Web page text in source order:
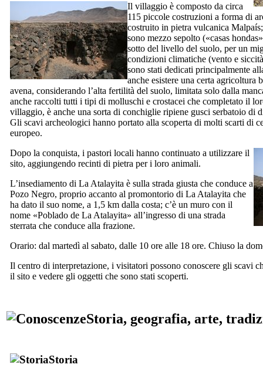
Il villaggio è composto da circa
115 piccole costruzioni a forma di
costruito in pietra vulcanica Malpaís
sono mezzo sepolto («casas hondas
sotto del livello del suolo, per un
condizioni climatiche (vento e
sono stati dedicati principalmente
anche esistere una certa agricoltura
avena, considerando l’alta fertilità del suolo, limitata solo dalla
anche raccolti tutti i tipi di molluschi e crostacei che completato il
villaggio, è anche una sorta di conchiglie ripiene gusci serbatoio di
Gli scavi archeologici hanno portato alla scoperta di molti scarti di
europeo.
Dopo la conquista, i pastori locali hanno continuato a utilizzare il
sito, aggiungendo recinti di pietra per i loro animali.
L’insediamento di La Atalayita è sulla strada giusta che conduce a
Pozo Negro, proprio accanto al promontorio di La Atalayita che
ha dato il suo nome, a 1,5 km dalla costa; c’è un muro con il
nome «Poblado de La Atalayita» all’ingresso di una strada
sterrata che conduce alla frazione.
Orario: dal martedì al sabato, dalle 10 ore alle 18 ore. Chiuso la
Il centro di interpretazione, i visitatori possono conoscere gli scavi
il sito e vedere gli oggetti che sono stati scoperti.
Storia, geografia, arte,
Storia